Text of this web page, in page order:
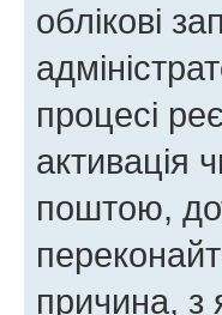
облікові
процесі
активація
поштою,
причина, з